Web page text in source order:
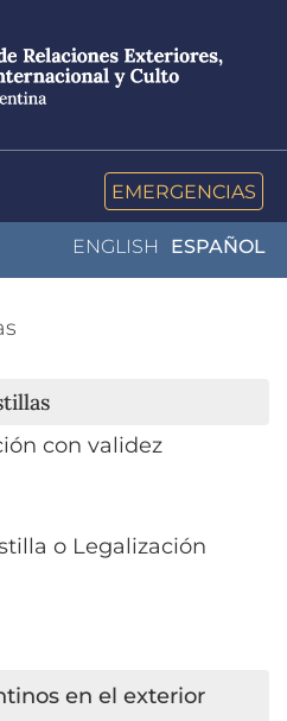
EMERGENCIAS
ENGLISH ESPAÑOL
con validez
o Legalización
en el exterior